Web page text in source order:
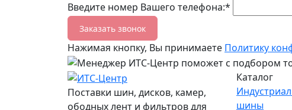
Введите номер Вашего телефона:*
Заказать звонок
Нажимая кнопку, Вы принимаете Политику
Поставки шин, дисков, камер,
ободных лент и фильтров для
Каталог
шины